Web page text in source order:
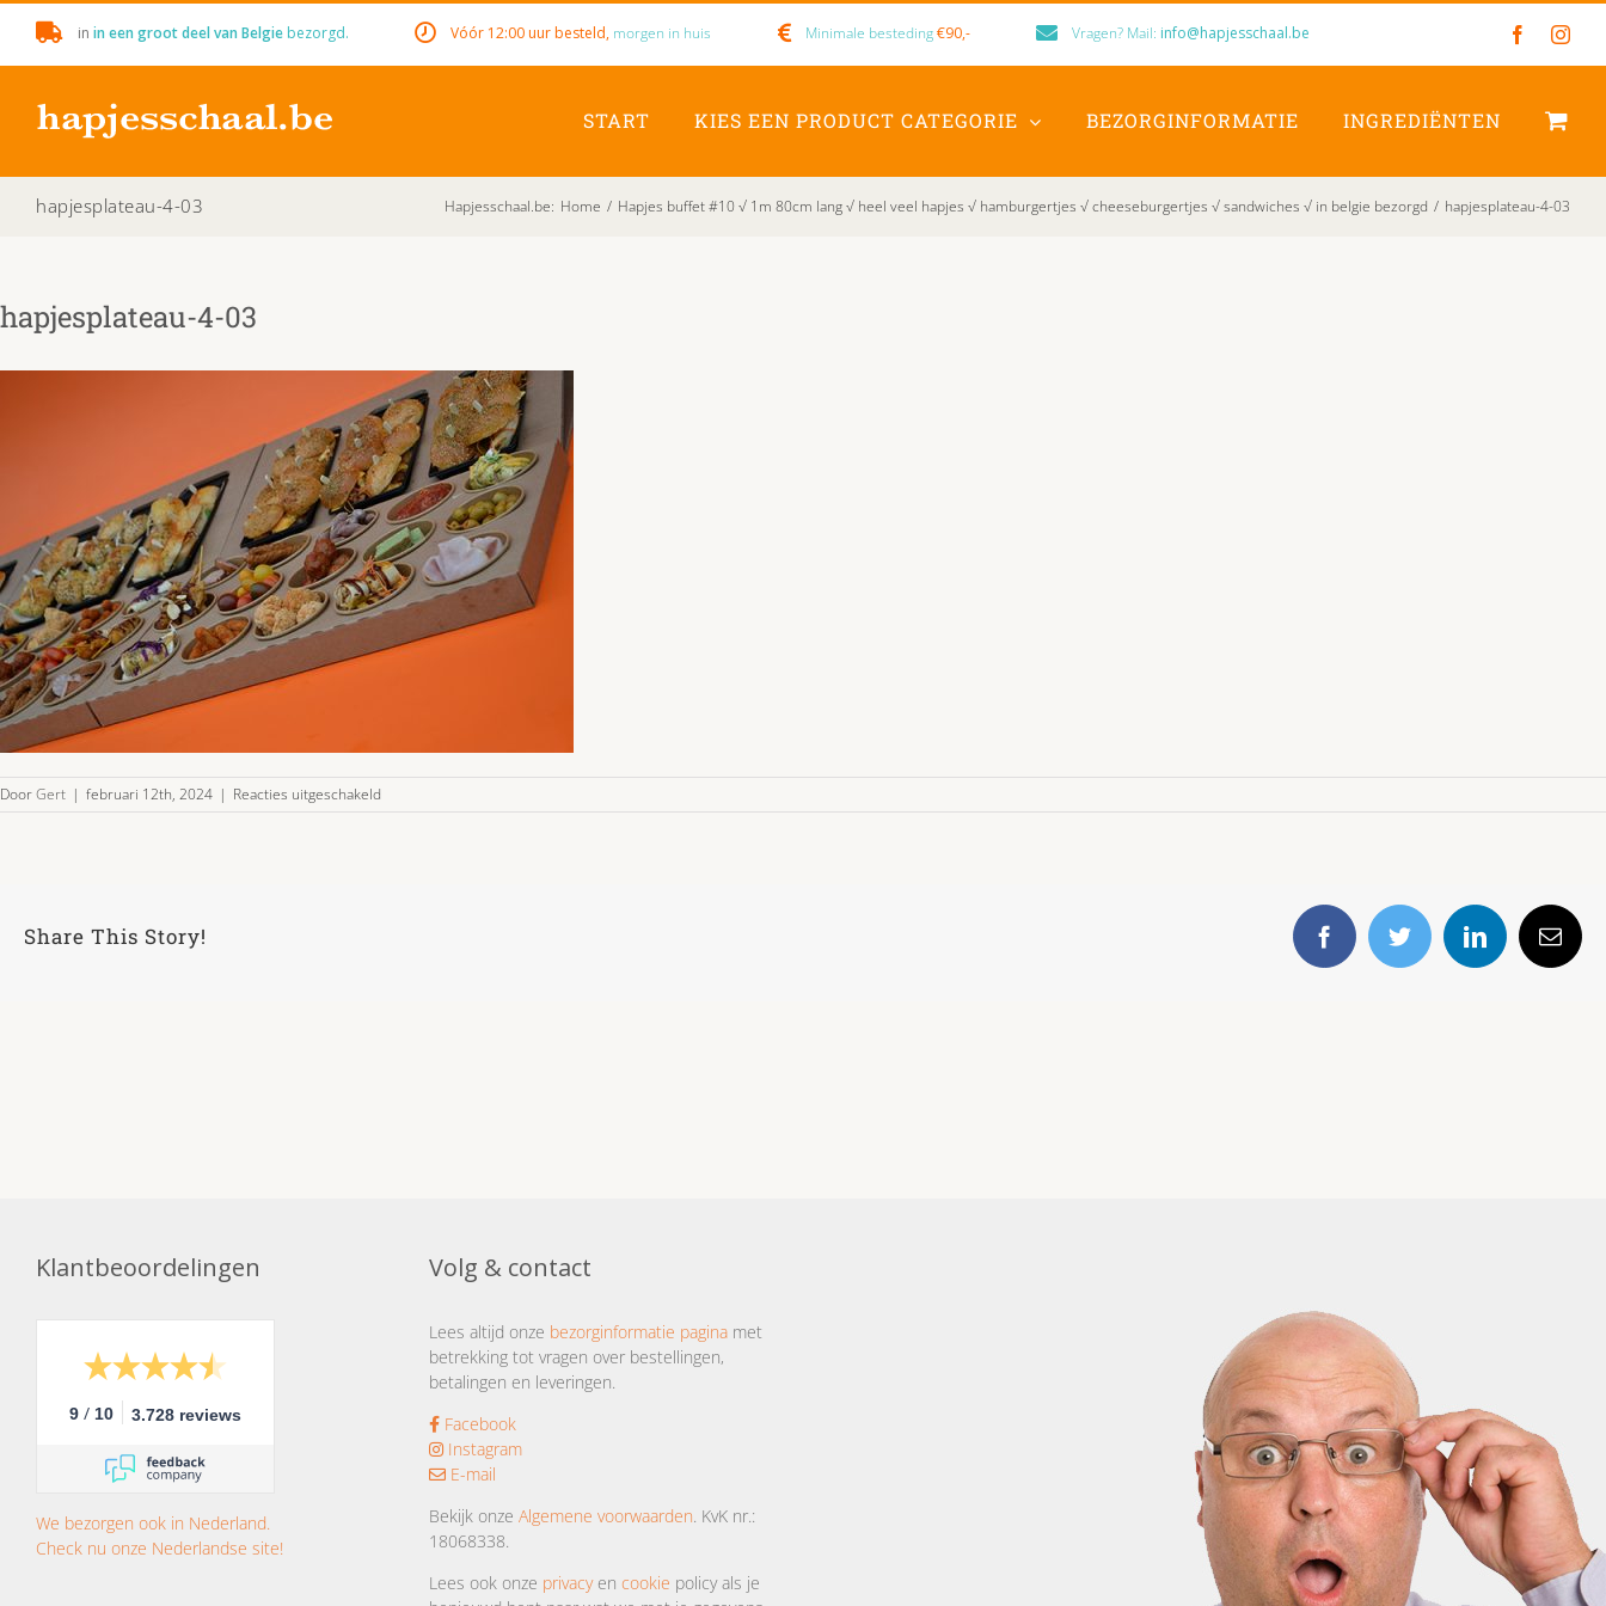
content
in in een groot deel van Belgie bezorgd. Vóór 12:00 uur besteld, morgen in huis Minimale besteding€90,- Vragen? Mail: info@hapjesschaal.be Facebook
START KIES EEN PRODUCT CATEGORIE BEZORGINFORMATIE INGREDIËNTEN
hapjesplateau-4-03 Hapjesschaal.be: Home / Hapjes buffet #10 √ 1m 80cm lang √ heel veel hapjes √ hamburgertjes √ cheeseburgertjes √ sandwiches √ in belgie bezorgd / hapjesplateau-4-03
hapjesplateau-4-03
DoorGert | februari 12th, 2024 | Reacties uitgeschakeld
hapjesplateau-
Share This Story! FacebookTwitter LinkedIn
E-
mail
Klantbeoordelingen
9 / 10 3.728 reviews
We bezorgen ook in Nederland.
Check nu onze Nederlandse site!
Volg & contact
Lees altijd onze bezorginformatie paginamet
betrekking tot vragen over bestellingen,
betalingen en leveringen.
Facebook
Instagram
E-mail
Bekijk onze Algemene voorwaarden. KvK nr.:
18068338.
Lees ook onze privacyen cookie policy als je